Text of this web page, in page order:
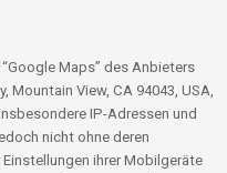
Maps” des Anbieters
Mountain View, CA 94043, USA,
IP-Adressen und
nicht ohne deren
ihrer Mobilgeräte